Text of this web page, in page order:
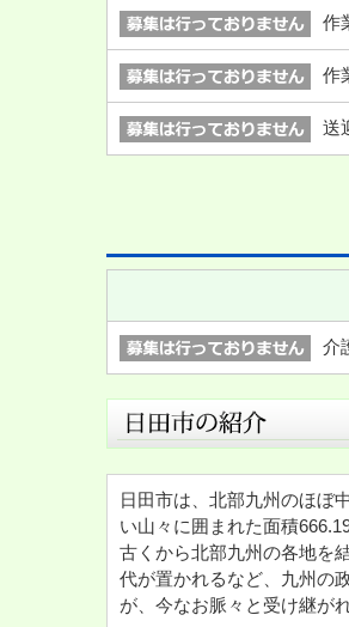
作
作
送
介
日田市は、北部九州のほぼ
い山々に囲まれた面積
古くから北部九州の各地を
代が置かれるなど、九州の
が、今なお脈々と受け継が